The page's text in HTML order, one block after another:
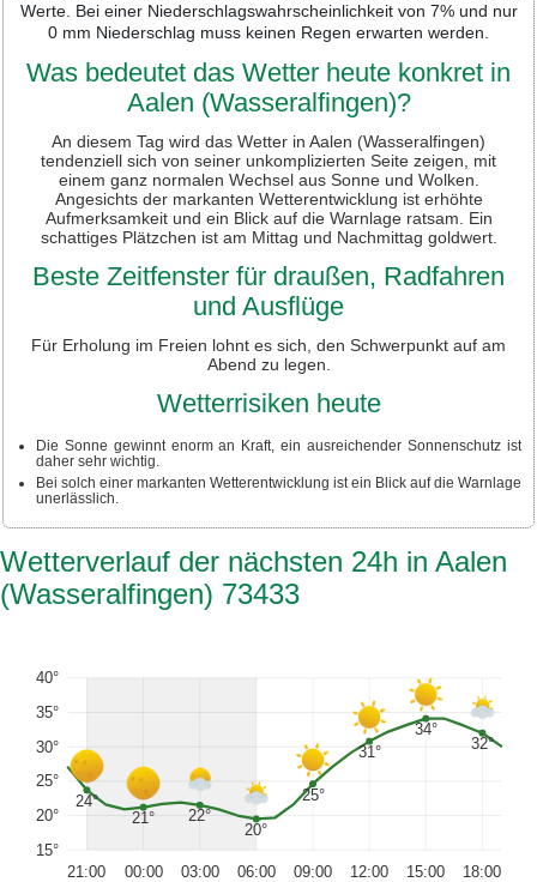
Werte. Bei einer Niederschlagswahrscheinlichkeit von 7% und nur
0 mm Niederschlag muss keinen Regen erwarten werden.
Was bedeutet das Wetter heute konkret in
Aalen (Wasseralfingen)?
An diesem Tag wird das Wetter in Aalen (Wasseralfingen)
tendenziell sich von seiner unkomplizierten Seite zeigen, mit
einem ganz normalen Wechsel aus Sonne und Wolken.
Angesichts der markanten Wetterentwicklung ist erhöhte
Aufmerksamkeit und ein Blick auf die Warnlage ratsam. Ein
schattiges Plätzchen ist am Mittag und Nachmittag goldwert.
Beste Zeitfenster für draußen, Radfahren
und Ausflüge
Für Erholung im Freien lohnt es sich, den Schwerpunkt auf am
Abend zu legen.
Wetterrisiken heute
Die Sonne gewinnt enorm an Kraft, ein ausreichender Sonnenschutz ist
daher sehr wichtig.
Bei solch einer markanten Wetterentwicklung ist ein Blick auf die Warnlage
unerlässlich.
Wetterverlauf der nächsten 24h in Aalen
(Wasseralfingen) 73433
15°
20°
25°
30°
35°
40°
24°
21°
22°
20°
25°
31°
34°
32°
21:00 00:00 03:00 06:00 09:00 12:00 15:00 18:00